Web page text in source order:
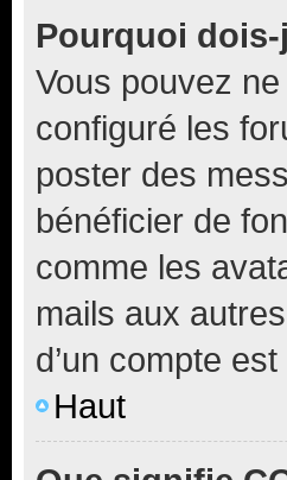
Pourquoi dois-
Vous pouvez
configuré les
poster des
bénéficier de
comme les
mails aux
d’un compte
Haut